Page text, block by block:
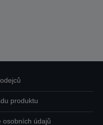
produktu
osobních údajů